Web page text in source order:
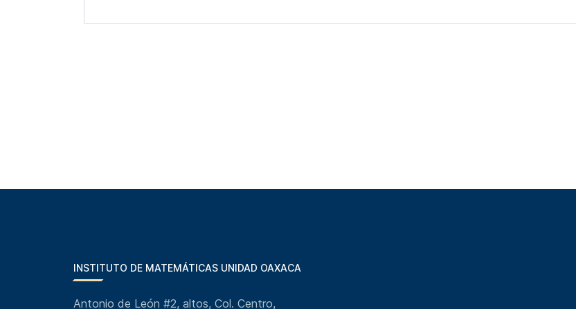
INSTITUTO DE MATEMÁTICAS UNIDAD OAXACA
Antonio de León #2, altos, Col. Centro,